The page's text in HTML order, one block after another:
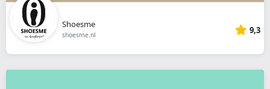
Shoesme
shoesme.nl 9,3